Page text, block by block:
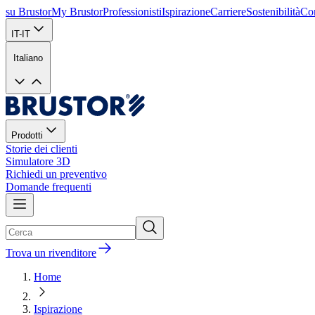
su BrustorMy BrustorProfessionistiIspirazioneCarriereSostenibilità
IT-IT
Italiano
Prodotti
Storie dei clienti
Simulatore 3D
Richiedi un preventivo
Domande frequenti
Trova un rivenditore
Home
Ispirazione